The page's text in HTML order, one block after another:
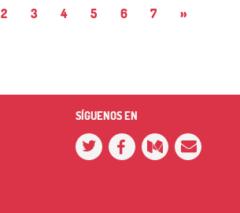
2 3 4 5 6 7 »
SÍGUENOS EN